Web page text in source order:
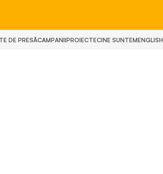
DE PRESĂCAMPANIIPROIECTECINE SUNTEMENGLISH